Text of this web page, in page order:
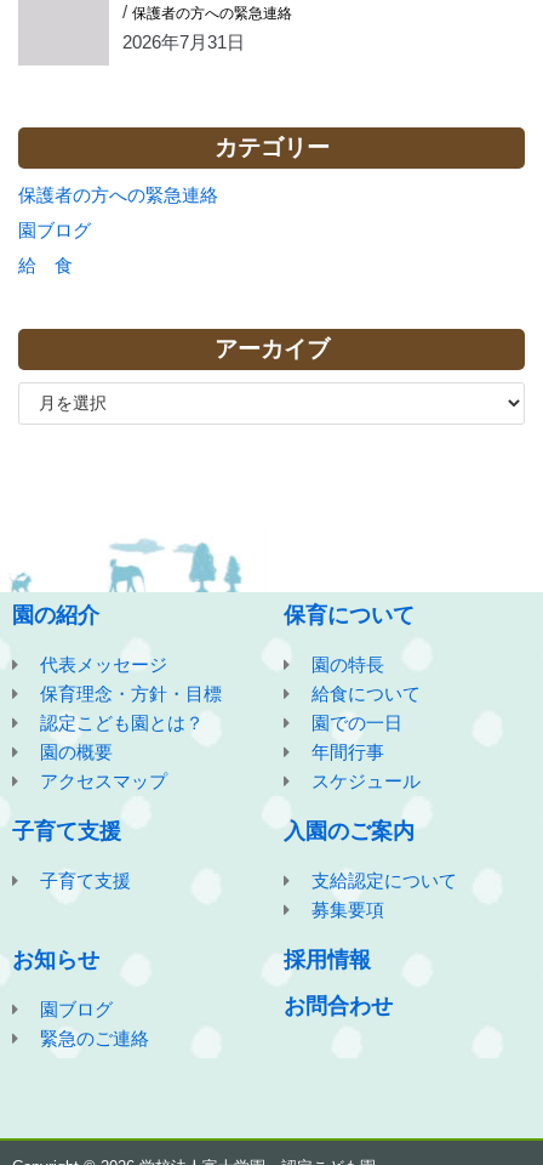
/保護者の方への緊急連絡
2026年7月31日
カテゴリー
保護者の方への緊急連絡
園ブログ
給 食
アーカイブ
園の紹介
代表メッセージ
保育理念・方針・目標
認定こども園とは？
園の概要
アクセスマップ
保育について
園の特長
給食について
園での一日
年間行事
スケジュール
子育て支援
子育て支援
入園のご案内
支給認定について
募集要項
お知らせ
園ブログ
緊急のご連絡
採用情報
お問合わせ